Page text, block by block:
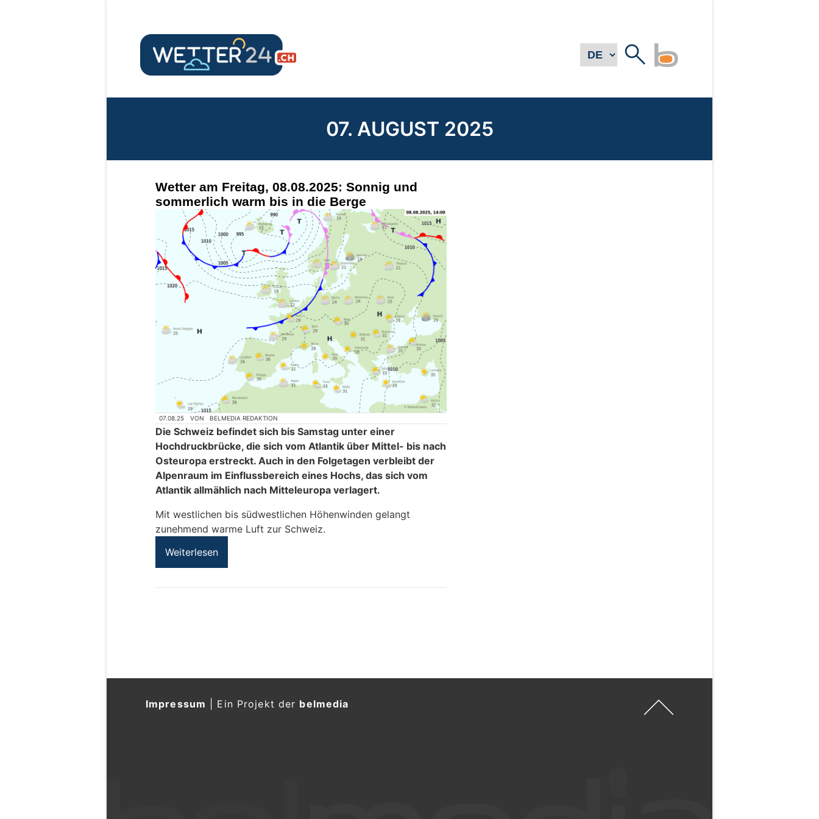
07. AUGUST 2025
Wetter am Freitag, 08.08.2025: Sonnig und
sommerlich warm bis in die Berge
07.08.25 VON BELMEDIA REDAKTION
Die Schweiz befindet sich bis Samstag unter einer
Hochdruckbrücke, die sich vom Atlantik über Mittel- bis nach
Osteuropa erstreckt. Auch in den Folgetagen verbleibt der
Alpenraum im Einflussbereich eines Hochs, das sich vom
Atlantik allmählich nach Mitteleuropa verlagert.
Mit westlichen bis südwestlichen Höhenwinden gelangt
zunehmend warme Luft zur Schweiz.
Weiterlesen
Impressum Ein Projekt der belmedia